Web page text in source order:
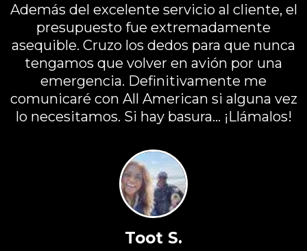
Además del excelente servicio al cliente, el
presupuesto fue extremadamente
asequible. Cruzo los dedos para que nunca
tengamos que volver en avión por una
emergencia. Definitivamente me
comunicaré con All American si alguna vez
lo necesitamos. Si hay basura... ¡Llámalos!
Toot S.